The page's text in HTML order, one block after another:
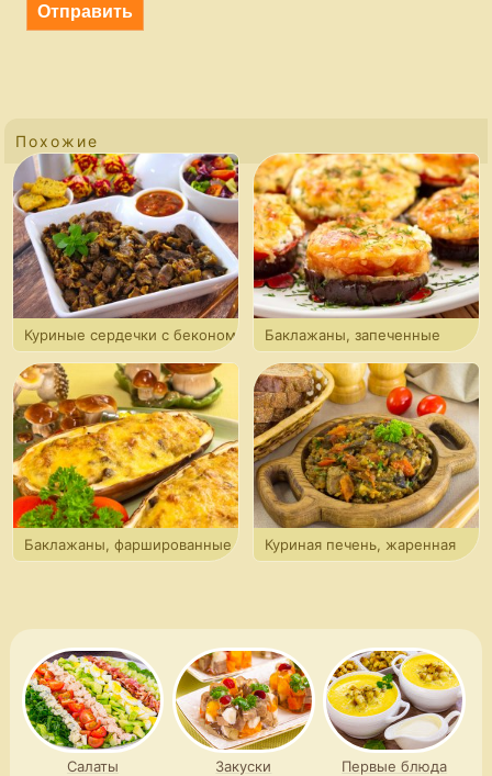
Похожие
Куриные сердечки с беконом
и баклажанами
Баклажаны, запеченные
с помидорами и грибами
Баклажаны, фаршированные
Куриная печень, жаренная
Салаты
Закуски
Первые блюда